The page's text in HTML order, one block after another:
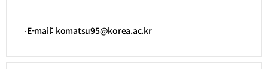
∙E-mail: komatsu95@korea.ac.kr